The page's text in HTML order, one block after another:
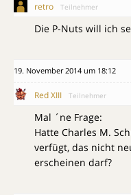
retro Teilnehmer
Die P-Nuts will ich
19. November 2014 um 18:12
Red XIII Teilnehmer
Mal ´ne Frage:
Hatte Charles M.
verfügt, das nicht
erscheinen darf?